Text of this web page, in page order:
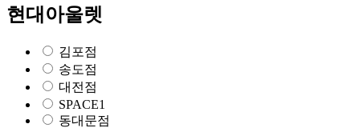
현대아울렛
김포점
송도점
대전점
SPACE1
동대문점